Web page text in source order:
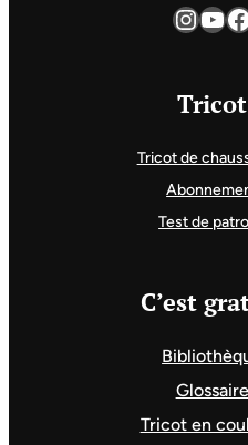
InstagramYouTube Facebook
Tricot
Tricot de
Test de
C’est
Glossaire
Tricot en